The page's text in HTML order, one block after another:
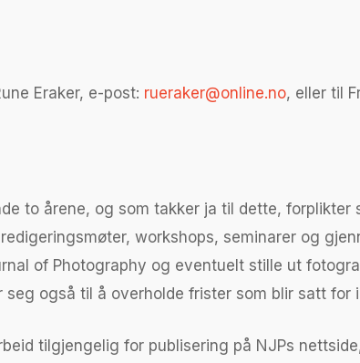
Eraker, e-post: rueraker@online.no, eller til
to årene, og som takker ja til dette,
workshops, seminarer og
of Photography og eventuelt stille ut
også til å overholde frister som blir satt for
tilgjengelig for publisering på NJPs